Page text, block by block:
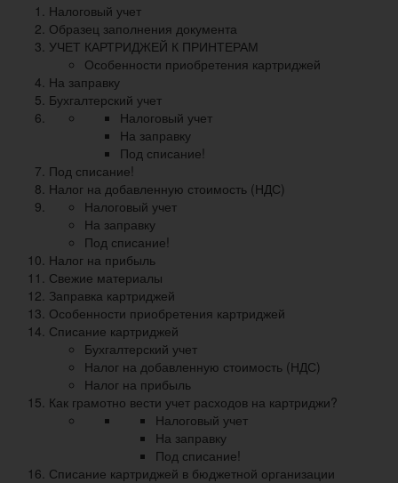
Налоговый учет
Образец заполнения документа
УЧЕТ КАРТРИДЖЕЙ К ПРИНТЕРАМ
Особенности приобретения картриджей
На заправку
Бухгалтерский учет
Налоговый учет
На заправку
Под списание!
Под списание!
Налог на добавленную стоимость (НДС)
Налоговый учет
На заправку
Под списание!
Налог на прибыль
Свежие материалы
Заправка картриджей
Особенности приобретения картриджей
Списание картриджей
Бухгалтерский учет
Налог на добавленную стоимость (НДС)
Налог на прибыль
Как грамотно вести учет расходов на картриджи?
Налоговый учет
На заправку
Под списание!
Списание картриджей в бюджетной организации